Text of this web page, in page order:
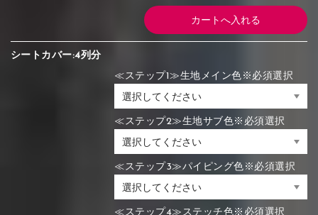
シートカバー:4列分
≪ステップ1≫生地メイン色※必須選択
≪ステップ2≫生地サブ色※必須選択
≪ステップ3≫パイピング色※必須選択
≪ステップ4≫ステッチ色※必須選択